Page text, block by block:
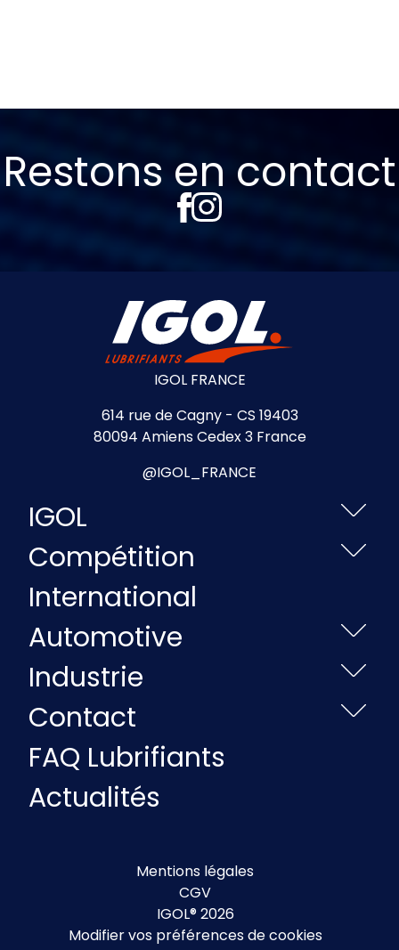
Restons en contact
IGOL FRANCE
614 rue de Cagny - CS 19403
80094 Amiens Cedex 3 France
@IGOL_FRANCE
IGOL
Compétition
International
Automotive
Industrie
Contact
FAQ Lubrifiants
Actualités
Mentions légales
CGV
IGOL® 2026
Modifier vos préférences de cookies